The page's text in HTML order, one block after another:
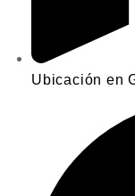
Ubicación en